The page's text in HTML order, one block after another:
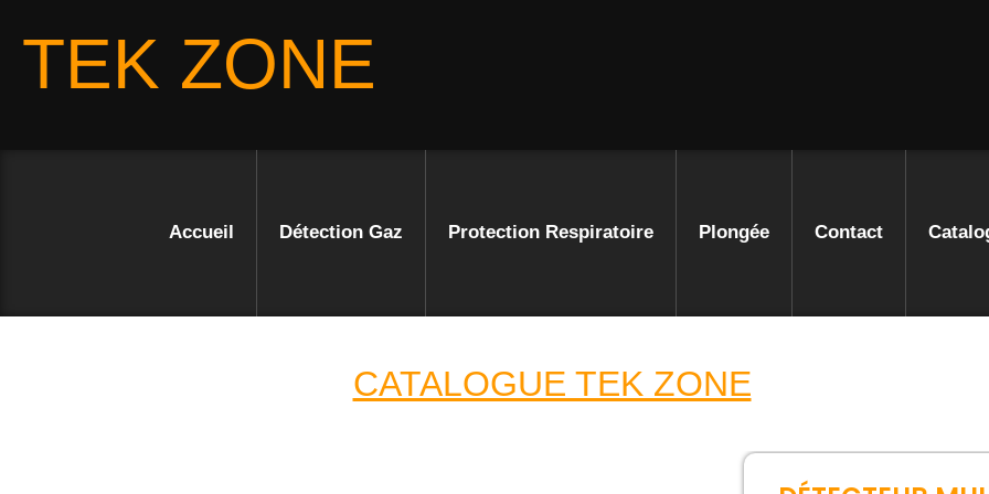
TEK ZONE
Accueil Détection Gaz Protection Respiratoire Plongée Contact
CATALOGUE TEK ZONE